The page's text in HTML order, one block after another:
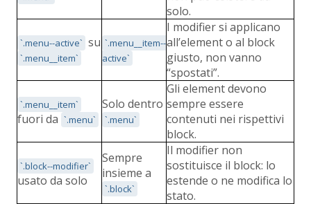
solo.
`.menu--active` su
`.menu__item`
`.menu__item--
active`
I modifier si applicano
all’element o al block
giusto, non vanno
“spostati”.
`.menu__item`
fuori da `.menu`
Solo dentro
`.menu`
Gli element devono
sempre essere
contenuti nei rispettivi
block.
`.block--modifier`
usato da solo
Sempre
insieme a
`.block`
Il modifier non
sostituisce il block: lo
estende o ne modifica lo
stato.